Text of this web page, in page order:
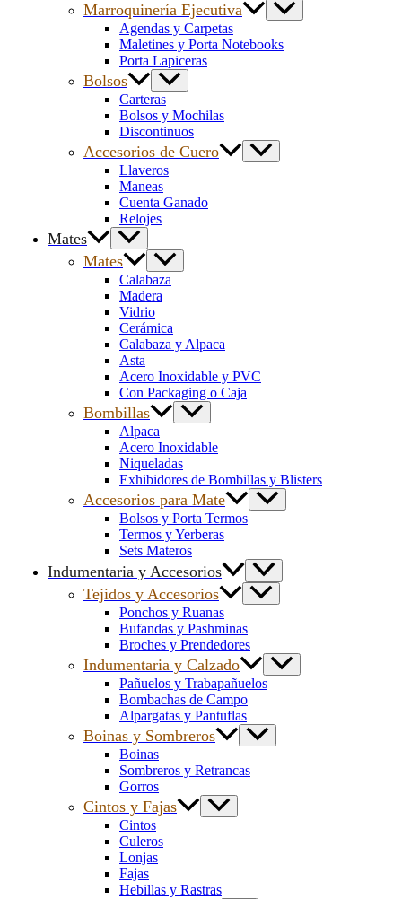
Marroquinería Ejecutiva
Agendas y Carpetas
Maletines y Porta Notebooks
Porta Lapiceras
Bolsos
Carteras
Bolsos y Mochilas
Discontinuos
Accesorios de Cuero
Llaveros
Maneas
Cuenta Ganado
Relojes
Mates
Mates
Calabaza
Madera
Vidrio
Cerámica
Calabaza y Alpaca
Asta
Acero Inoxidable y PVC
Con Packaging o Caja
Bombillas
Alpaca
Acero Inoxidable
Niqueladas
Exhibidores de Bombillas y Blisters
Accesorios para Mate
Bolsos y Porta Termos
Termos y Yerberas
Sets Materos
Indumentaria y Accesorios
Tejidos y Accesorios
Ponchos y Ruanas
Bufandas y Pashminas
Broches y Prendedores
Indumentaria y Calzado
Pañuelos y Trabapañuelos
Bombachas de Campo
Alpargatas y Pantuflas
Boinas y Sombreros
Boinas
Sombreros y Retrancas
Gorros
Cintos y Fajas
Cintos
Culeros
Lonjas
Fajas
Hebillas y Rastras